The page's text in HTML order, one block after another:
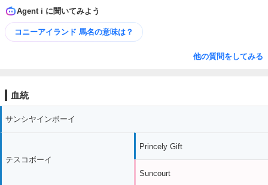
Agent i に聞いてみよう
コニーアイランド 馬名の意味は？
他の質問をしてみる
血統
サンシヤインボーイ
テスコボーイ
Princely Gift
Suncourt